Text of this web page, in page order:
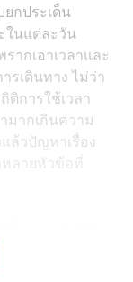
กประเด็น
ในแต่ละวัน
ากเอาเวลาและ
รเดินทาง ไม่ว่า
การใช้เวลา
มากเกินความ
ล้วปัญหาเรื่อง
ลายหัวข้อที่
บาท เป็น 17-47
ป เรื่องนี้เป็น